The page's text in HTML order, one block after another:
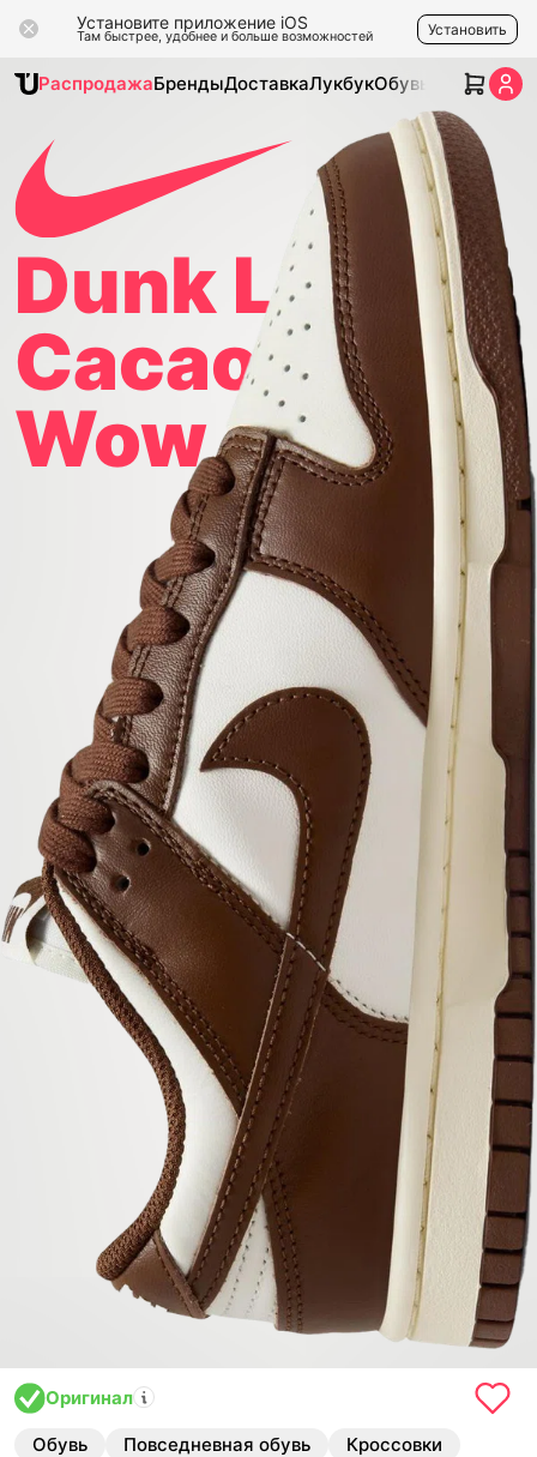
Установите приложение iOS
Там быстрее, удобнее и больше возможностей Установить
РаспродажаБрендыДоставкаЛукбукОбувь Одежда
Dunk Low
Cacao
Wow
Оригинал
Обувь Повседневная обувь
Кроссовки